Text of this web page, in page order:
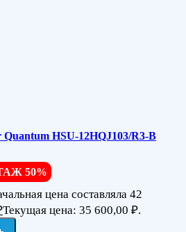
HSU-12HQJ103/R3-В
50%
цена составляла 42
Текущая цена: 35 600,00 ₽.